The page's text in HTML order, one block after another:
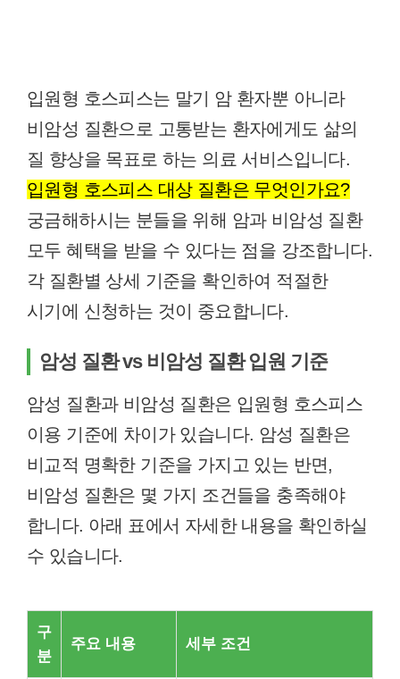
입원형 호스피스는 말기 암 환자뿐 아니라
비암성 질환으로 고통받는 환자에게도 삶의
질 향상을 목표로 하는 의료 서비스입니다.
입원형 호스피스 대상 질환은 무엇인가요?
궁금해하시는 분들을 위해 암과 비암성 질환
모두 혜택을 받을 수 있다는 점을 강조합니다.
각 질환별 상세 기준을 확인하여 적절한
시기에 신청하는 것이 중요합니다.
암성 질환 vs 비암성 질환 입원 기준
암성 질환과 비암성 질환은 입원형 호스피스
이용 기준에 차이가 있습니다. 암성 질환은
비교적 명확한 기준을 가지고 있는 반면,
비암성 질환은 몇 가지 조건들을 충족해야
합니다. 아래 표에서 자세한 내용을 확인하실
수 있습니다.
구
분
주요 내용 세부 조건